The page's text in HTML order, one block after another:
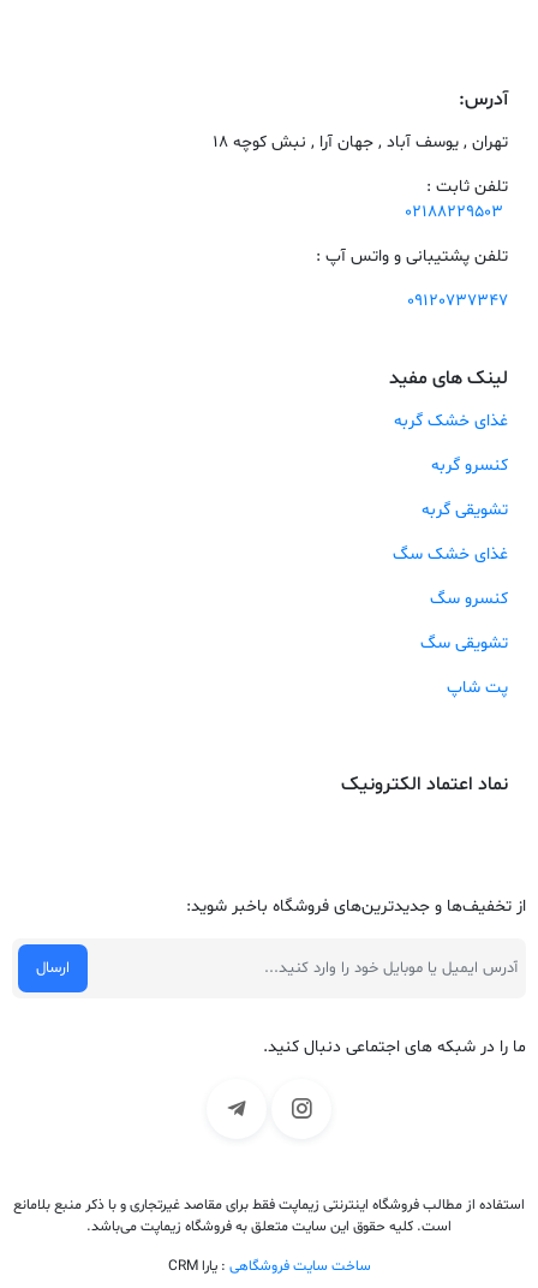
آدرس:
تهران , یوسف آباد , جهان آرا , نبش کوچه 18
تلفن ثابت :
02188229503
تلفن پشتیبانی و واتس آپ :
09120737347
لینک های مفید
غذای خشک گربه
کنسرو گربه
تشویقی گربه
غذای خشک سگ
کنسرو سگ
تشویقی سگ
پت شاپ
نماد اعتماد الکترونیک
از تخفیف‌ها و جدیدترین‌های فروشگاه باخبر شوید:
ما را در شبکه های اجتماعی دنبال کنید.
استفاده از مطالب فروشگاه اینترنتی زیماپت فقط برای مقاصد غیرتجاری و با ذکر منبع بلامانع
است. کلیه حقوق این سایت متعلق به فروشگاه زیماپت می‌باشد.
ساخت سایت فروشگاهی : یارا CRM